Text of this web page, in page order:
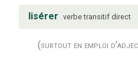
lisérer verbe transitif direct
(surtout en emploi